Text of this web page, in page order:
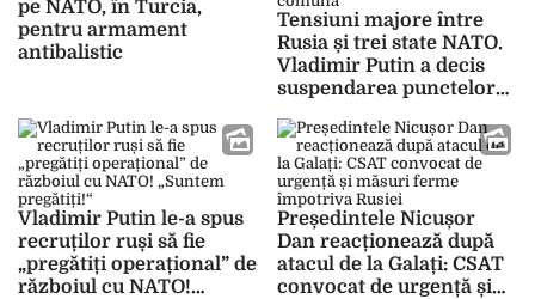
pe NATO, în Turcia,
pentru armament
antibalistic
Tensiuni majore între
Rusia și trei state NATO.
Vladimir Putin a decis
suspendarea punctelor
comună
Vladimir Putin le-a spus
recruților ruși să fie
„pregătiți operațional” de
războiul cu NATO!
Președintele Nicușor
Dan reacționează după
atacul de la Galați: CSAT
convocat de urgență și